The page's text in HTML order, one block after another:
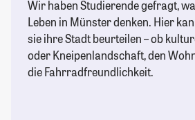
Wir haben Studierende gefragt,
Leben in Münster denken. Hier
sie ihre Stadt beurteilen – ob
oder Kneipenlandschaft, den
die Fahrradfreundlichkeit.